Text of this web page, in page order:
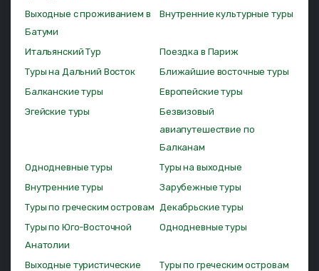
Выходные с проживанием в
Батуми
Внутренние культурные туры
Итальянский Тур
Поездка в Париж
Туры на Дальний Восток
Ближайшие восточные туры
Балканские туры
Европейские туры
Эгейские туры
Безвизовый
авиапутешествие по
Балканам
Однодневные туры
Туры на выходные
Внутренние туры
Зарубежные туры
Туры по греческим островам
Декабрьские туры
Туры по Юго-Восточной
Анатолии
Однодневные туры
Выходные туристические
Туры по греческим островам